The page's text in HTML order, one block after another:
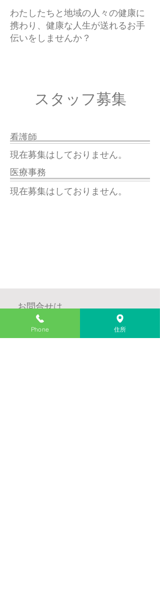
わたしたちと地域の人々の健康に
携わり、健康な人生が送れるお手
伝いをしませんか？
スタッフ募集
看護師
現在募集はしておりません。
​医療事務
現在募集はしておりません。
お問合せは
​こちらから​
Phone 住所